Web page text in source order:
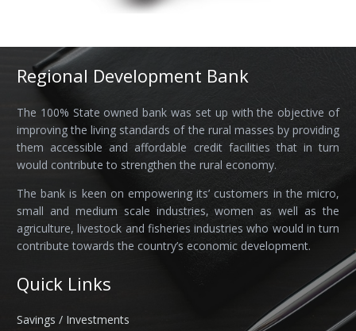
Regional Development Bank
The 100% State owned bank was set up with the objective of
improving the living standards of the rural masses by providing
them accessible and affordable credit facilities that in turn
would contribute to strengthen the rural economy.
The bank is keen on empowering its’ customers in the micro,
small and medium scale industries, women as well as the
agriculture, livestock and fisheries industries who would in turn
contribute towards the country’s economic development.
Quick Links
Savings / Investments